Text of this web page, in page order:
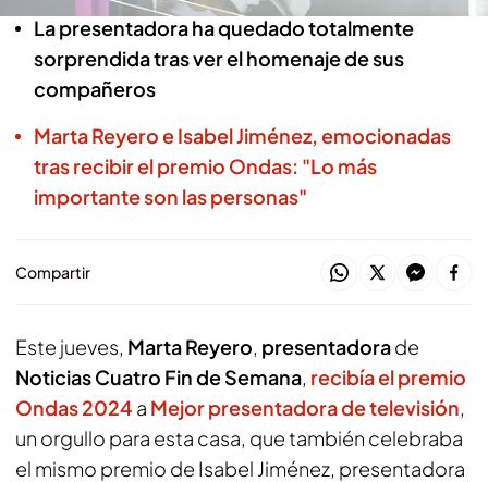
La presentadora ha quedado totalmente
sorprendida tras ver el homenaje de sus
compañeros
Marta Reyero e Isabel Jiménez, emocionadas
tras recibir el premio Ondas: "Lo más
importante son las personas"
Compartir
Este jueves, Marta Reyero, presentadorade
Noticias Cuatro Fin de Semana, recibía el premio
Ondas 2024 a Mejor presentadora de televisión,
un orgullo para esta casa, que también celebraba
el mismo premio de Isabel Jiménez, presentadora